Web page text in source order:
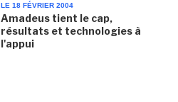
LE 18 FÉVRIER 2004
Amadeus tient le cap,
résultats et technologies à
l'appui